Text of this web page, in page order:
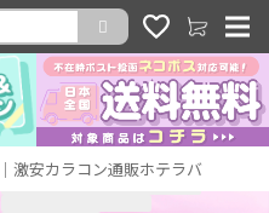
激安カラコン通販ホテラバ